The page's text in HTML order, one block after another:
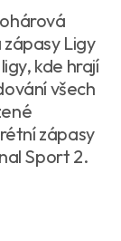
Ligy
kde hrají
všech
zápasy
Sport 2.